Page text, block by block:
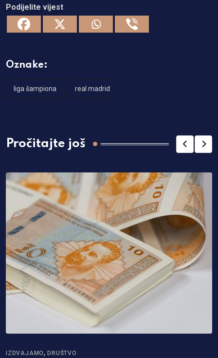
Podijelite vijest
Oznake:
liga šampiona real madrid
Pročitajte još
IZDVAJAMO,DRUŠTVO